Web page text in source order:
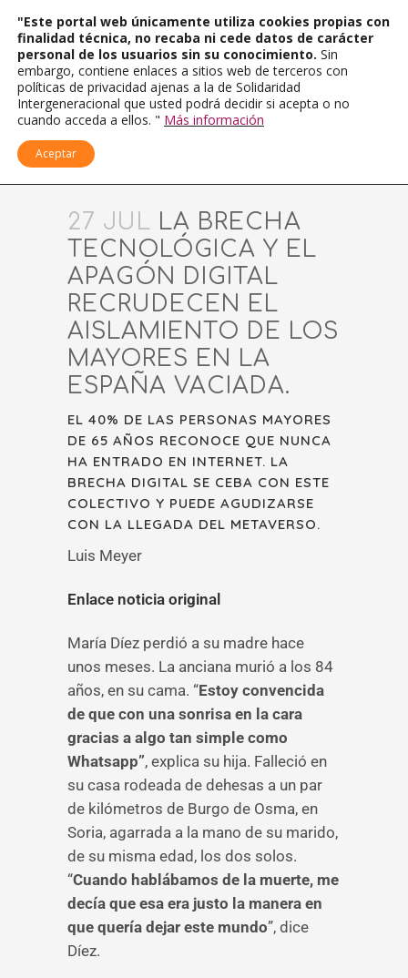
27 JUL LA BRECHA
TECNOLÓGICA Y EL
APAGÓN DIGITAL
RECRUDECEN EL
AISLAMIENTO DE LOS
MAYORES EN LA
ESPAÑA VACIADA.
EL 40% DE LAS PERSONAS MAYORES
DE 65 AÑOS RECONOCE QUE NUNCA
HA ENTRADO EN INTERNET. LA
BRECHA DIGITAL SE CEBA CON ESTE
COLECTIVO Y PUEDE AGUDIZARSE
CON LA LLEGADA DEL METAVERSO.
Luis Meyer
Enlace noticia original
María Díez perdió a su madre hace
unos meses. La anciana murió a los 84
años, en su cama. “Estoy convencida
de que con una sonrisa en la cara
gracias a algo tan simple como
Whatsapp”, explica su hija. Falleció en
su casa rodeada de dehesas a un par
de kilómetros de Burgo de Osma, en
Soria, agarrada a la mano de su marido,
de su misma edad, los dos solos.
“Cuando hablábamos de la muerte, me
decía que esa era justo la manera en
que quería dejar este mundo”, dice
Díez.
"Este portal web únicamente utiliza cookies propias con
finalidad técnica, no recaba ni cede datos de carácter
personal de los usuarios sin su conocimiento. Sin
embargo, contiene enlaces a sitios web de terceros con
políticas de privacidad ajenas a la de Solidaridad
Intergeneracional que usted podrá decidir si acepta o no
cuando acceda a ellos. " Más información
Aceptar